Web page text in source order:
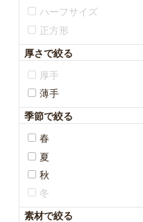
ハーフサイズ
正方形
厚さで絞る
厚手
薄手
季節で絞る
春
夏
秋
冬
素材で絞る